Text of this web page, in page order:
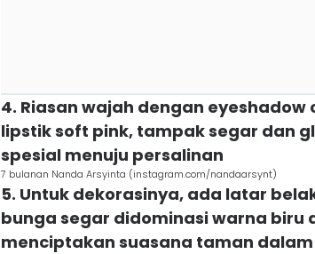
4. Riasan wajah dengan
lipstik soft pink, tampak segar dan
spesial menuju persalinan
7 bulanan Nanda Arsyinta (instagram.com/nandaarsynt)
5. Untuk dekorasinya, ada latar
bunga segar didominasi warna biru
menciptakan suasana taman